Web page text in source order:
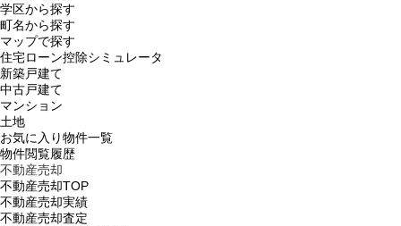
学区から探す
町名から探す
マップで探す
住宅ローン控除シミュレータ
新築戸建て
中古戸建て
マンション
土地
お気に入り物件一覧
物件閲覧履歴
不動産売却
不動産売却TOP
不動産売却実績
不動産売却査定